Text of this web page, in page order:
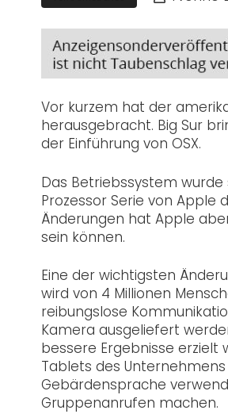
Vor kurzem hat der
herausgebracht. Big Sur
der Einführung von OSX.
Das Betriebssystem
Prozessor Serie von Apple
Änderungen hat Apple
sein können.
Eine der wichtigsten
wird von 4 Millionen
reibungslose
Kamera ausgeliefert
bessere Ergebnisse erzielt
Tablets des
Gebärdensprache
Gruppenanrufen machen.